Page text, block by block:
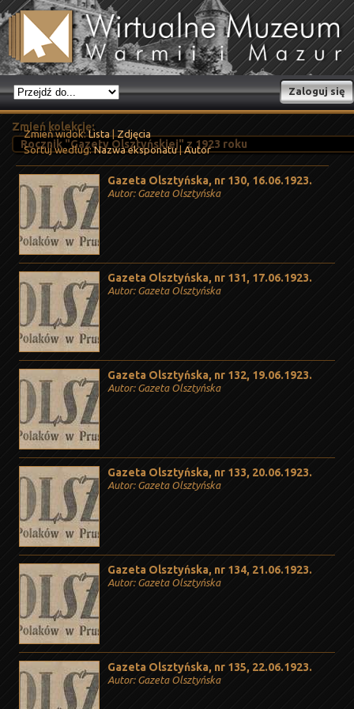
Zaloguj się
Zmień kolekcję:
Zmień widok:Lista|Zdjęcia
Sortuj według:Nazwa eksponatu|Autor
Gazeta Olsztyńska, nr 130, 16.06.1923.
Autor: Gazeta Olsztyńska
Gazeta Olsztyńska, nr 131, 17.06.1923.
Autor: Gazeta Olsztyńska
Gazeta Olsztyńska, nr 132, 19.06.1923.
Autor: Gazeta Olsztyńska
Gazeta Olsztyńska, nr 133, 20.06.1923.
Autor: Gazeta Olsztyńska
Gazeta Olsztyńska, nr 134, 21.06.1923.
Autor: Gazeta Olsztyńska
Gazeta Olsztyńska, nr 135, 22.06.1923.
Autor: Gazeta Olsztyńska